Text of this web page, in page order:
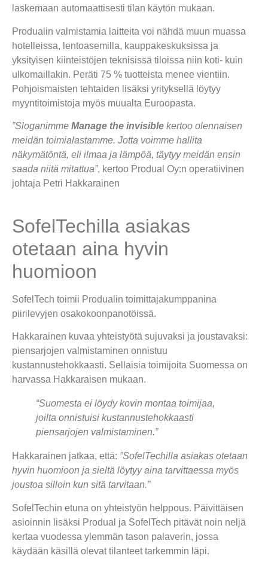
laskemaan automaattisesti tilan käytön mukaan.
Produalin valmistamia laitteita voi nähdä muun muassa
hotelleissa, lentoasemilla, kauppakeskuksissa ja
yksityisen kiinteistöjen teknisissä tiloissa niin koti- kuin
ulkomaillakin. Peräti 75 % tuotteista menee vientiin.
Pohjoismaisten tehtaiden lisäksi yrityksellä löytyy
myyntitoimistoja myös muualta Euroopasta.
”Sloganimme Manage the invisible kertoo olennaisen
meidän toimialastamme. Jotta voimme hallita
näkymätöntä, eli ilmaa ja lämpöä, täytyy meidän ensin
saada niitä mitattua”, kertoo Produal Oy:n operatiivinen
johtaja Petri Hakkarainen
SofelTechilla asiakas
otetaan aina hyvin
huomioon
SofelTech toimii Produalin toimittajakumppanina
piirilevyjen osakokoonpanotöissä.
Hakkarainen kuvaa yhteistyötä sujuvaksi ja joustavaksi:
piensarjojen valmistaminen onnistuu
kustannustehokkaasti. Sellaisia toimijoita Suomessa on
harvassa Hakkaraisen mukaan.
“Suomesta ei löydy kovin montaa toimijaa,
joilta onnistuisi kustannustehokkaasti
piensarjojen valmistaminen.”
Hakkarainen jatkaa, että: ”SofelTechilla asiakas otetaan
hyvin huomioon ja sieltä löytyy aina tarvittaessa myös
joustoa silloin kun sitä tarvitaan.”
SofelTechin etuna on yhteistyön helppous. Päivittäisen
asioinnin lisäksi Produal ja SofelTech pitävät noin neljä
kertaa vuodessa ylemmän tason palaverin, jossa
käydään käsillä olevat tilanteet tarkemmin läpi.